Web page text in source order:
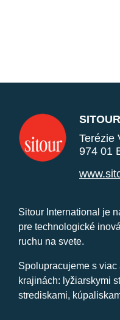
Terézie
974 01
Sitour International je
pre technologické
ruchu na svete.
Spolupracujeme s
krajinách: lyžiarskymi
strediskami,